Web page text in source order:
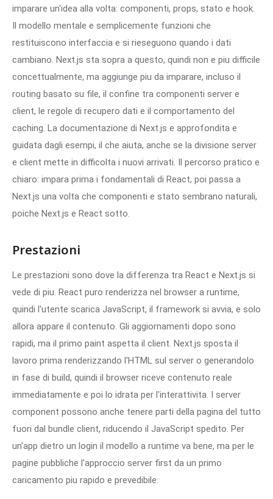
imparare un'idea alla volta: componenti, props, stato e hook.
Il modello mentale e semplicemente funzioni che
restituiscono interfaccia e si rieseguono quando i dati
cambiano. Next.js sta sopra a questo, quindi non e piu difficile
concettualmente, ma aggiunge piu da imparare, incluso il
routing basato su file, il confine tra componenti server e
client, le regole di recupero dati e il comportamento del
caching. La documentazione di Next.js e approfondita e
guidata dagli esempi, il che aiuta, anche se la divisione server
e client mette in difficolta i nuovi arrivati. Il percorso pratico e
chiaro: impara prima i fondamentali di React, poi passa a
Next.js una volta che componenti e stato sembrano naturali,
poiche Next.js e React sotto.
Prestazioni
Le prestazioni sono dove la differenza tra React e Next.js si
vede di piu. React puro renderizza nel browser a runtime,
quindi l'utente scarica JavaScript, il framework si avvia, e solo
allora appare il contenuto. Gli aggiornamenti dopo sono
rapidi, ma il primo paint aspetta il client. Next.js sposta il
lavoro prima renderizzando l'HTML sul server o generandolo
in fase di build, quindi il browser riceve contenuto reale
immediatamente e poi lo idrata per l'interattivita. I server
component possono anche tenere parti della pagina del tutto
fuori dal bundle client, riducendo il JavaScript spedito. Per
un'app dietro un login il modello a runtime va bene, ma per le
pagine pubbliche l'approccio server first da un primo
caricamento piu rapido e prevedibile.